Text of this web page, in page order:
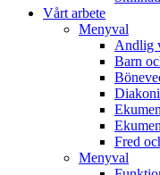
Vårt arbete
Menyval
Andlig
Barn
Diakoni
Fred
Menyval